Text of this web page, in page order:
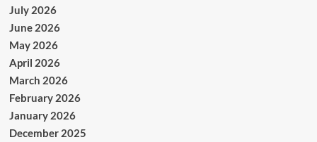
July 2026
June 2026
May 2026
April 2026
March 2026
February 2026
January 2026
December 2025